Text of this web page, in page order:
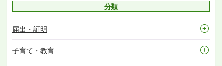
分類
届出・証明
子育て・教育